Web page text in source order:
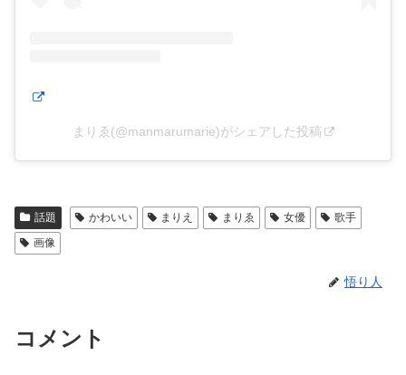
まりゑ(@manmarumarie)がシェアした投稿
話題 かわいい まりえ まりゑ 女優
歌手
画像
悟り人
コメント